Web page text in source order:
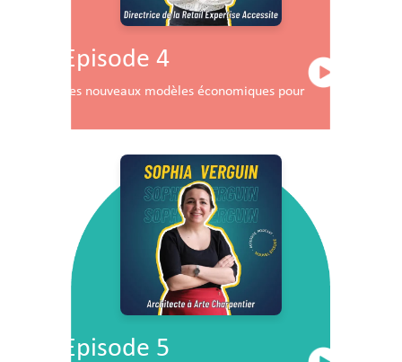
Episode 4
Les nouveaux modèles économiques pour les centres
Episode 5